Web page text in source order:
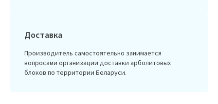
Доставка
Производитель самостоятельно занимается
вопросами организации доставки арболитовых
блоков по территории Беларуси.